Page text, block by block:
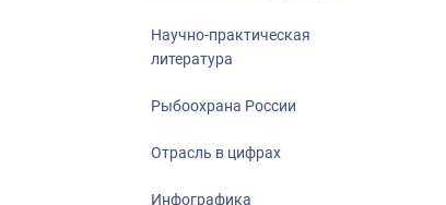
Научно-практическая
литература
Рыбоохрана России
Отрасль в цифрах
Инфографика